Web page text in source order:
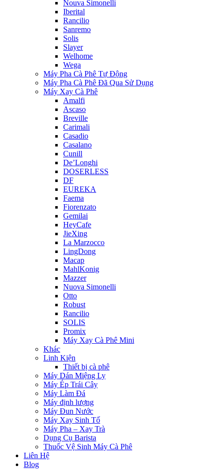
Nouva Simonelli
Iberital
Rancilio
Sanremo
Solis
Slayer
Welhome
Wega
Máy Pha Cà Phê Tự Động
Máy Pha Cà Phê Đã Qua Sử Dụng
Máy Xay Cà Phê
Amalfi
Ascaso
Breville
Carimali
Casadio
Casalano
Cunill
De’Longhi
DOSERLESS
DF
EUREKA
Faema
Fiorenzato
Gemilai
HeyCafe
JieXing
La Marzocco
LingDong
Macap
MahlKonig
Mazzer
Nuova Simonelli
Otto
Robust
Rancilio
SOLIS
Promix
Máy Xay Cà Phê Mini
Khác
Linh Kiện
Thiết bị cà phê
Máy Dán Miệng Ly
Máy Ép Trái Cây
Máy Làm Đá
Máy định lượng
Máy Đun Nước
Máy Xay Sinh Tố
Máy Pha – Xay Trà
Dụng Cụ Barista
Thuốc Vệ Sinh Máy Cà Phê
Liên Hệ
Blog